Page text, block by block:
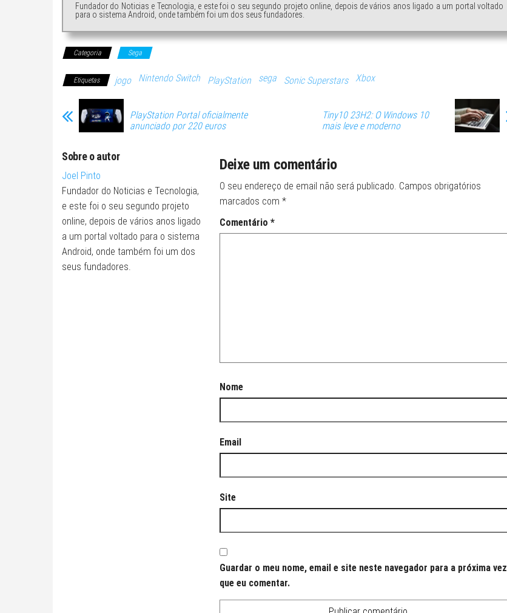
Fundador do Noticias e Tecnologia, e este foi o seu segundo projeto online, depois de vários anos ligado a um portal voltado
para o sistema Android, onde também foi um dos seus fundadores.
Categoria Sega
Etiquetas jogo Nintendo Switch PlayStation sega Sonic Superstars Xbox
PlayStation Portal oficialmente
anunciado por 220 euros
Tiny10 23H2: O Windows 10
mais leve e moderno
Sobre o autor
Joel Pinto
Fundador do Noticias e Tecnologia,
e este foi o seu segundo projeto
online, depois de vários anos ligado
a um portal voltado para o sistema
Android, onde também foi um dos
seus fundadores.
Deixe um comentário
O seu endereço de email não será publicado. Campos obrigatórios
marcados com *
Comentário *
Nome
Email
Site
Guardar o meu nome, email e site neste navegador para a próxima vez
que eu comentar.